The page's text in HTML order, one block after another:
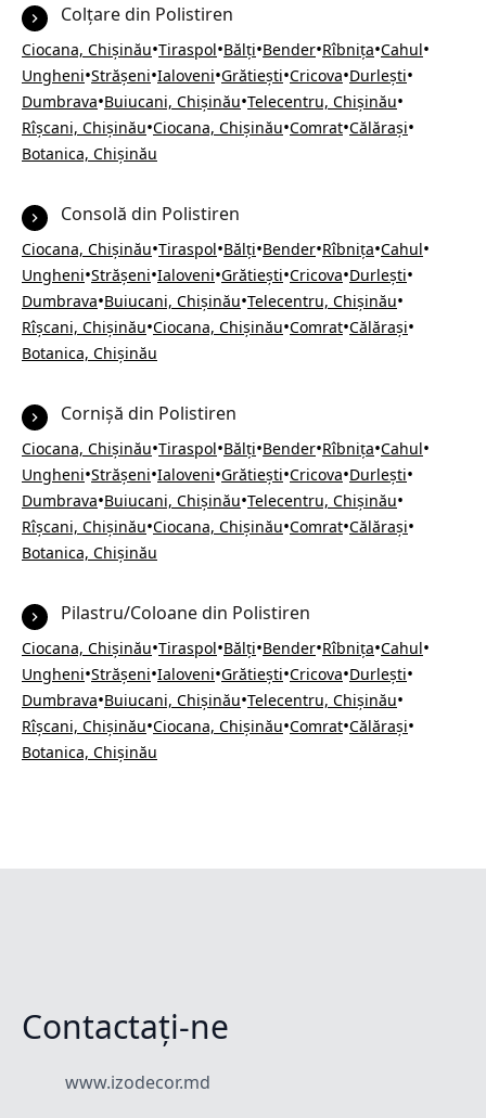
Colțare din Polistiren
Ciocana, Chișinău•Tiraspol•Bălți•Bender•Rîbnița•Cahul•
Ungheni•Strășeni•Ialoveni•Grătiești•Cricova•Durlești•
Dumbrava•Buiucani, Chișinău•Telecentru, Chișinău•
Rîșcani, Chișinău•Ciocana, Chișinău•Comrat•Călărași•
Botanica, Chișinău
Consolă din Polistiren
Ciocana, Chișinău•Tiraspol•Bălți•Bender•Rîbnița•Cahul•
Ungheni•Strășeni•Ialoveni•Grătiești•Cricova•Durlești•
Dumbrava•Buiucani, Chișinău•Telecentru, Chișinău•
Rîșcani, Chișinău•Ciocana, Chișinău•Comrat•Călărași•
Botanica, Chișinău
Cornișă din Polistiren
Ciocana, Chișinău•Tiraspol•Bălți•Bender•Rîbnița•Cahul•
Ungheni•Strășeni•Ialoveni•Grătiești•Cricova•Durlești•
Dumbrava•Buiucani, Chișinău•Telecentru, Chișinău•
Rîșcani, Chișinău•Ciocana, Chișinău•Comrat•Călărași•
Botanica, Chișinău
Pilastru/Coloane din Polistiren
Ciocana, Chișinău•Tiraspol•Bălți•Bender•Rîbnița•Cahul•
Ungheni•Strășeni•Ialoveni•Grătiești•Cricova•Durlești•
Dumbrava•Buiucani, Chișinău•Telecentru, Chișinău•
Rîșcani, Chișinău•Ciocana, Chișinău•Comrat•Călărași•
Botanica, Chișinău
Contactați-ne
www.izodecor.md